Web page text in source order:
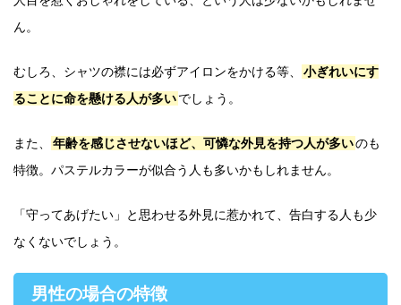
ん。
むしろ、シャツの襟には必ずアイロンをかける等、
小ぎれいにす
ることに命を懸ける人が多いでしょう。
また、 年齢を感じさせないほど、可憐な外見を持つ人が多いのも
特徴。パステルカラーが似合う人も多いかもしれません。
「守ってあげたい」と思わせる外見に惹かれて、告白する人も少
なくないでしょう。
男性の場合の特徴